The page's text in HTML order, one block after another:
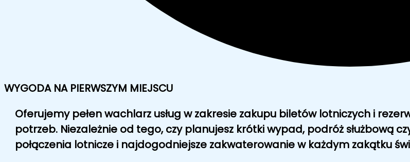
WYGODA NA PIERWSZYM MIEJSCU
Oferujemy pełen wachlarz usług w zakresie zakupu biletów lotniczych i
potrzeb. Niezależnie od tego, czy planujesz krótki wypad, podróż służbową
połączenia lotnicze i najdogodniejsze zakwaterowaniew każdym zakątku